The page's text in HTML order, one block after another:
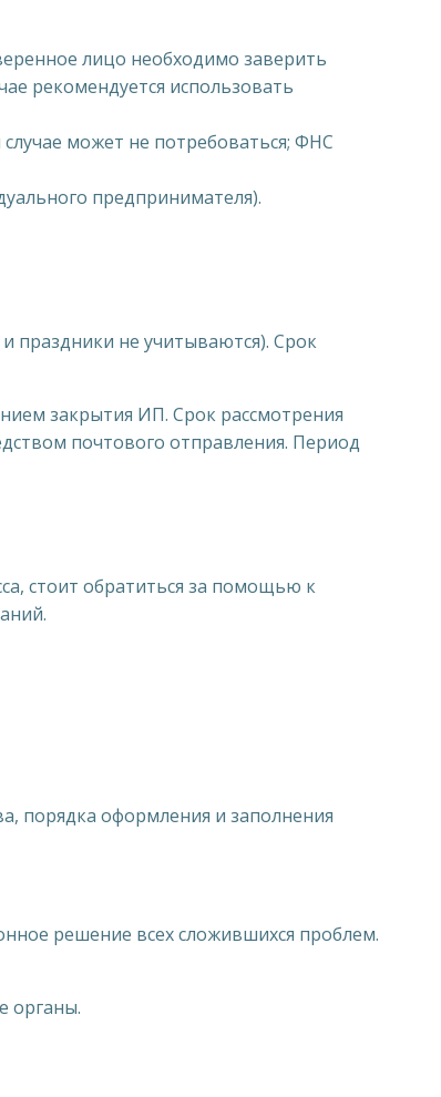
лицо необходимо заверить
рекомендуется использовать
может не потребоваться; ФНС
предпринимателя).
праздники не учитываются). Срок
закрытия ИП. Срок рассмотрения
почтового отправления. Период
стоит обратиться за помощью к
порядка оформления и заполнения
решение всех сложившихся проблем.
органы.